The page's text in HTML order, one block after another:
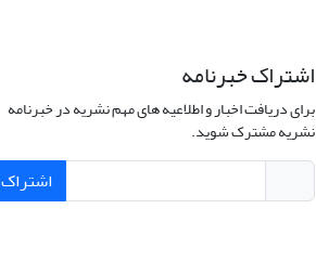
اشتراک خبرنامه
برای دریافت اخبار و اطلاعیه های مهم نشریه در خبرنامه
نشریه مشترک شوید.
اشتراک